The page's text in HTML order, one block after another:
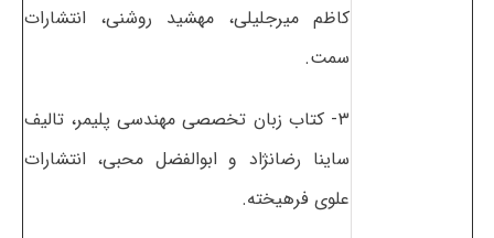
کاظم میرجلیلی، مهشید روشنی، انتشارات
سمت.
۳- کتاب زبان تخصصی مهندسی پلیمر، تالیف
ساینا رضانژاد و ابوالفضل محبی، انتشارات
علوی فرهیخته.